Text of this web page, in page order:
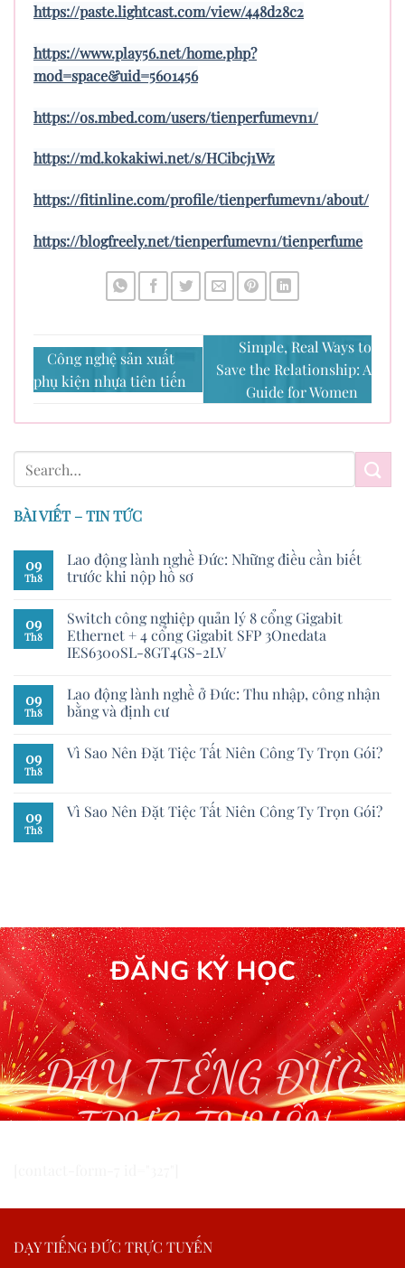
https://paste.lightcast.com/view/448d28c2
https://www.play56.net/home.php?
mod=space&uid=5601456
https://os.mbed.com/users/tienperfumevn1/
https://md.kokakiwi.net/s/HCibcj1Wz
https://fitinline.com/profile/tienperfumevn1/about/
https://blogfreely.net/tienperfumevn1/tienperfume
Công nghệ sản xuất
phụ kiện nhựa tiên tiến
Simple, Real Ways to
Save the Relationship: A
Guide for Women
BÀI VIẾT – TIN TỨC
09
Th8
Lao động lành nghề Đức: Những điều cần biết
trước khi nộp hồ sơ
09
Th8
Switch công nghiệp quản lý 8 cổng Gigabit
Ethernet + 4 cổng Gigabit SFP 3Onedata
IES6300SL-8GT4GS-2LV
09
Th8
Lao động lành nghề ở Đức: Thu nhập, công nhận
bằng và định cư
09
Th8
Vì Sao Nên Đặt Tiệc Tất Niên Công Ty Trọn Gói?
09
Th8
Vì Sao Nên Đặt Tiệc Tất Niên Công Ty Trọn Gói?
ĐĂNG KÝ HỌC
DẠY TIẾNG ĐỨC
TRỰC TUYẾN
DẠY TIẾNG ĐỨC TRỰC TUYẾN